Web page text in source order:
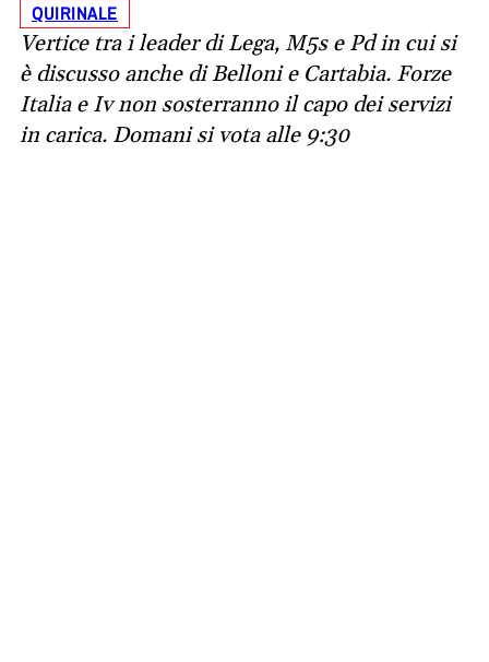
QUIRINALE
Vertice tra i leader di Lega, M5s e Pd in cui si
è discusso anche di Belloni e Cartabia. Forze
Italia e Iv non sosterranno il capo dei servizi
in carica. Domani si vota alle 9:30